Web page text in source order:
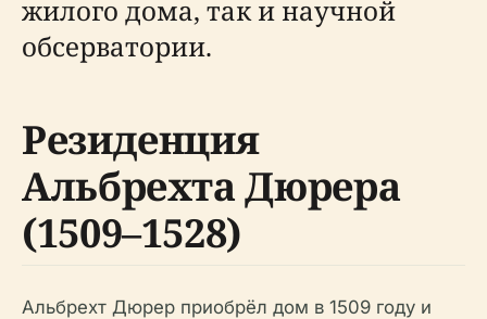
жилого дома, так и научной
обсерватории.
Резиденция
Альбрехта Дюрера
(1509–1528)
Альбрехт Дюрер приобрёл дом в 1509 году и